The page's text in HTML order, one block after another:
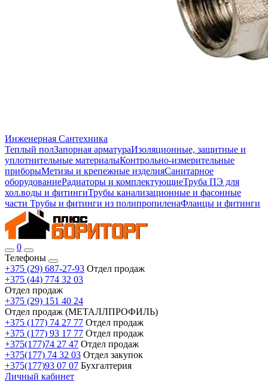
Инженерная Сантехника
Теплый полЗапорная арматураИзоляционные, защитные и
уплотнительные материалыКонтрольно-измерительные
приборыМетизы и крепежные изделияСанитарное
оборудованиеРадиаторы и комплектующиеТруба ПЭ для
хол.воды и фитингиТрубы канализационные и фасонные
части Трубы и фитинги из полипропиленаФланцы и фитинги
0
Телефоны
+375 (29) 687-27-93 Отдел продаж
+375 (44) 774 32 03
Отдел продаж
+375 (29) 151 40 24
Отдел продаж (МЕТАЛЛПРОФИЛЬ)
+375 (177) 74 27 77 Отдел продаж
+375 (177) 93 17 77 Отдел продаж
+375(177)74 27 47 Отдел продаж
+375(177) 74 32 03 Отдел закупок
+375(177)93 07 07 Бухгалтерия
Личный кабинет